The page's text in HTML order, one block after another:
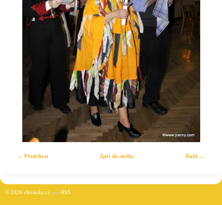
← Předchozí Další →
Zpět do složky
© 2026 eStránky.cz | RSS